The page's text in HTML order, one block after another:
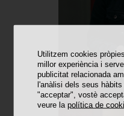
Utilitzem cookies
millor experiència i
publicitat relacionada
l'anàlisi dels seus
"acceptar", vostè
veure lapolítica de